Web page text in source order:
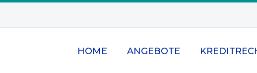
HOME ANGEBOTE